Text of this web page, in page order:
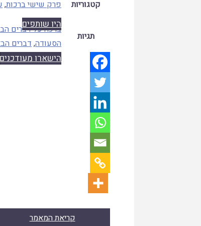
היו שותפים
הישארו מעודכנים
קטגוריות פרק שישי ברכות,
תגיות
ברכה על דברים
הסעודה,דברים
קריאת המאמר